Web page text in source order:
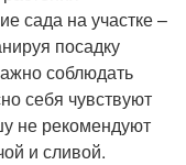
сада на участке –
посадку
соблюдать
себя чувствуют
не рекомендуют
и сливой.